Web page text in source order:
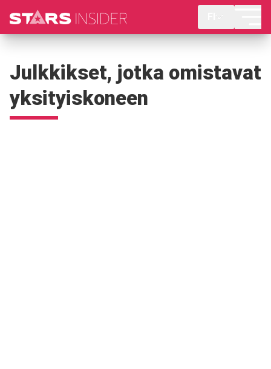
Julkkikset, jotka omistavat
yksityiskoneen